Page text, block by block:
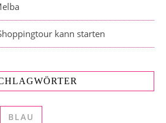
kann starten
BLAU